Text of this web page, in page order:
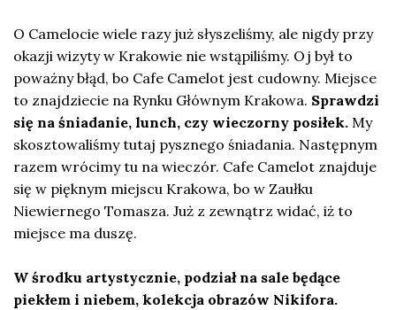
O Camelocie wiele razy już słyszeliśmy, ale nigdy przy
okazji wizyty w Krakowie nie wstąpiliśmy. Oj był to
poważny błąd, bo Cafe Camelot jest cudowny. Miejsce
to znajdziecie na Rynku Głównym Krakowa. Sprawdzi
się na śniadanie, lunch, czy wieczorny posiłek. My
skosztowaliśmy tutaj pysznego śniadania. Następnym
razem wrócimy tu na wieczór. Cafe Camelot znajduje
się w pięknym miejscu Krakowa, bo w Zaułku
Niewiernego Tomasza. Już z zewnątrz widać, iż to
miejsce ma duszę.
W środku artystycznie, podział na sale będące
piekłem i niebem, kolekcja obrazów Nikifora.